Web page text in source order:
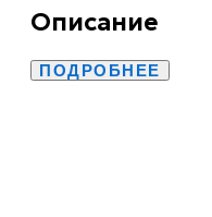
Описание
ПОДРОБНЕЕ